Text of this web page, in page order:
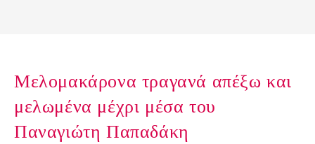
Μελομακάρονα τραγανά απέξω και
μελωμένα μέχρι μέσα του
Παναγιώτη Παπαδάκη